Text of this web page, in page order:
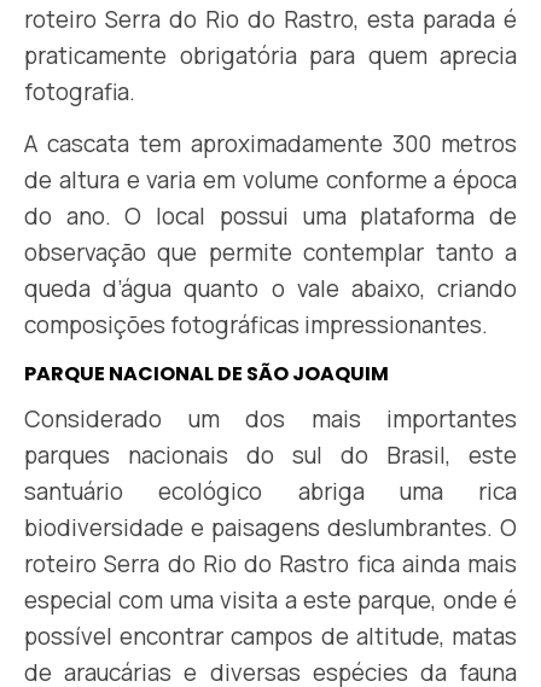
roteiro Serra do Rio do Rastro, esta parada é
praticamente obrigatória para quem aprecia
fotografia.
A cascata tem aproximadamente 300 metros
de altura e varia em volume conforme a época
do ano. O local possui uma plataforma de
observação que permite contemplar tanto a
queda d’água quanto o vale abaixo, criando
composições fotográficas impressionantes.
PARQUE NACIONAL DE SÃO JOAQUIM
Considerado um dos mais importantes
parques nacionais do sul do Brasil, este
santuário ecológico abriga uma rica
biodiversidade e paisagens deslumbrantes. O
roteiro Serra do Rio do Rastro fica ainda mais
especial com uma visita a este parque, onde é
possível encontrar campos de altitude, matas
de araucárias e diversas espécies da fauna